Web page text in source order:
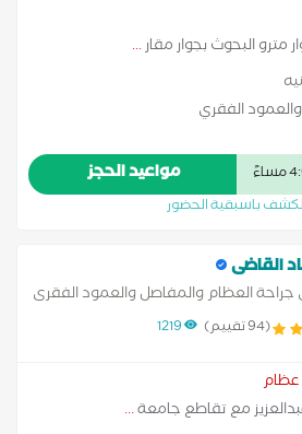
مترو البحوث بجوار مقار...
الفقري
مواعيد الحجز
باسبقية الحضور
القاضى
العظام والمفاصل والعمود الفقرى
(94 تقييم) 1219
عظام
مع تقاطع جامعة...